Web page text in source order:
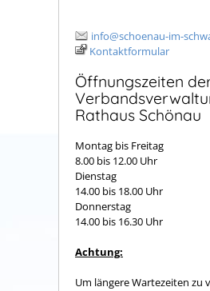
info@schoenau-im-
Kontaktformular
Öffnungszeiten
Rathaus Schönau
Montag bis Freitag
8.00 bis 12.00 Uhr
Dienstag
14.00 bis 18.00 Uhr
Donnerstag
14.00 bis 16.30 Uhr
Achtung:
Um längere Wartezeiten zu